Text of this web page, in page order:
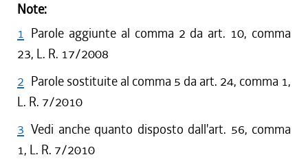
Note:
1 Parole aggiunte al comma 2 da art. 10, comma
23, L. R. 17/2008
2 Parole sostituite al comma 5 da art. 24, comma 1,
L. R. 7/2010
3 Vedi anche quanto disposto dall'art. 56, comma
1, L. R. 7/2010